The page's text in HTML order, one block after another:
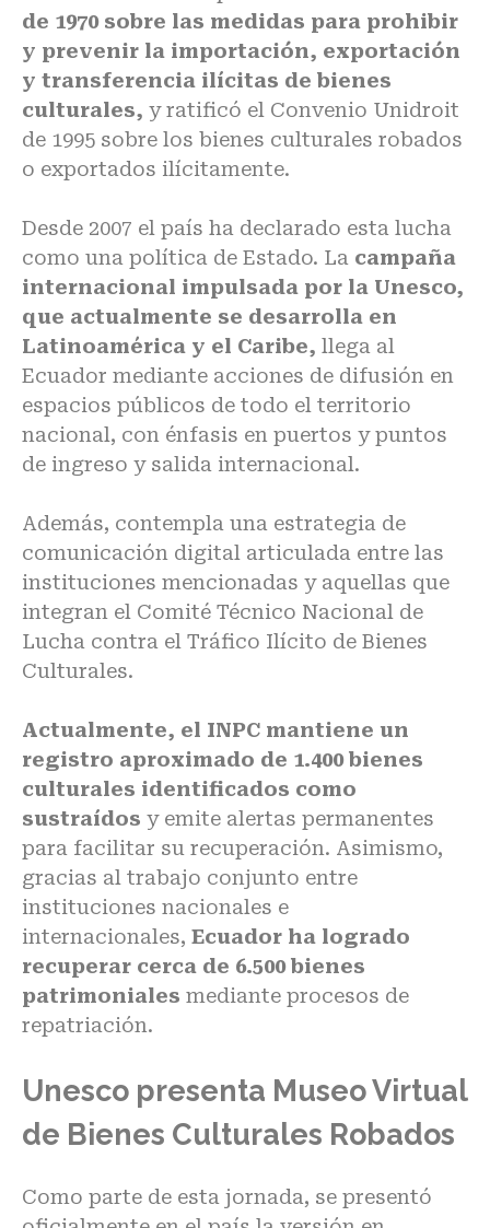
de 1970 sobre las medidas para prohibir
y prevenir la importación, exportación
y transferencia ilícitas de bienes
culturales, y ratificó el Convenio Unidroit
de 1995 sobre los bienes culturales robados
o exportados ilícitamente.
Desde 2007 el país ha declarado esta lucha
como una política de Estado. La campaña
internacional impulsada por la Unesco,
que actualmente se desarrolla en
Latinoamérica y el Caribe, llega al
Ecuador mediante acciones de difusión en
espacios públicos de todo el territorio
nacional, con énfasis en puertos y puntos
de ingreso y salida internacional.
Además, contempla una estrategia de
comunicación digital articulada entre las
instituciones mencionadas y aquellas que
integran el Comité Técnico Nacional de
Lucha contra el Tráfico Ilícito de Bienes
Culturales.
Actualmente, el INPC mantiene un
registro aproximado de 1.400 bienes
culturales identificados como
sustraídos y emite alertas permanentes
para facilitar su recuperación. Asimismo,
gracias al trabajo conjunto entre
instituciones nacionales e
internacionales, Ecuador ha logrado
recuperar cerca de 6.500 bienes
patrimoniales mediante procesos de
repatriación.
Unesco presenta Museo Virtual
de Bienes Culturales Robados
Como parte de esta jornada, se presentó